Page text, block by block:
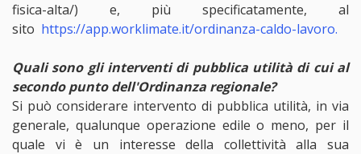
fisica-alta/) e, più specificatamente, al
sito https://app.worklimate.it/ordinanza-caldo-lavoro.
Quali sono gli interventi di pubblica utilità di cui al
secondo punto dell'Ordinanza regionale?
Si può considerare intervento di pubblica utilità, in via
generale, qualunque operazione edile o meno, per il
quale vi è un interesse della collettività alla sua